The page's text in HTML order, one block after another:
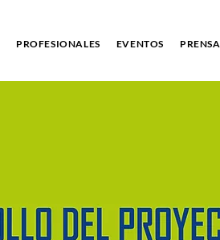
PROFESIONALES EVENTOS PRENSA